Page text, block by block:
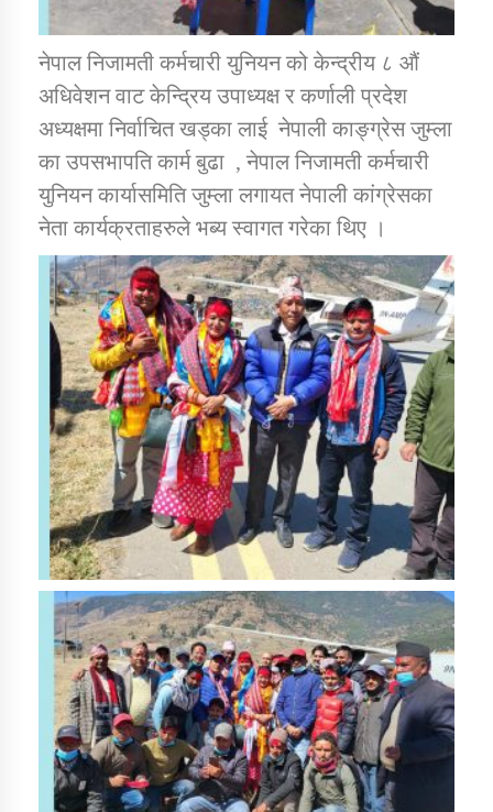
कर्णाली प्राविधि शिक्षालय जुम्लाको सुचना
तातोपानी गाउँपालिकाको न्यायिक समिति सम्बन्धी सन्देश
तातोपानी गाउँपालिका जुम्लाको महिला तथा लैङ्गिक हिंसा
सम्बन्धी सूचना सन्देश
तातोपानी गाउँपालिका जुम्लाको महिनावारी सम्बन्धिकाे
सन्देश
तातोपानी गाउँपालिका जुम्लाको बालविवाह सन्देश
तातोपानी गाउँपालिका जुम्लाको सूचना
तातोपानी गाउँपालिका जुम्लाको सूचना
नेपाल निजामती कर्मचारी युनियन को केन्द्रीय ८ औं
अधिवेशन वाट केन्द्रिय उपाध्यक्ष र कर्णाली प्रदेश
अध्यक्षमा निर्वाचित खड्का लाई नेपाली काङ्ग्रेस जुम्ला
का उपसभापति कार्म बुढा , नेपाल निजामती कर्मचारी
युनियन कार्यासमिति जुम्ला लगायत नेपाली कांग्रेसका
नेता कार्यक्रताहरुले भब्य स्वागत गरेका थिए ।